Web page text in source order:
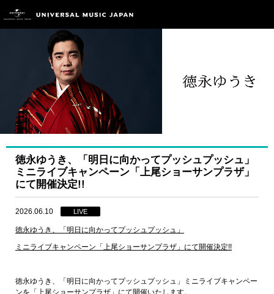
徳永ゆうき、「明日に向かってプッシュプッシュ」
ミニライブキャンペーン「上尾ショーサンプラザ」
にて開催決定!!
2026.06.10 LIVE
徳永ゆうき、「明日に向かってプッシュプッシュ」
ミニライブキャンペーン「上尾ショーサンプラザ」にて開催決定!!
徳永ゆうき、「明日に向かってプッシュプッシュ」ミニライブキャンペー
ンを「上尾ショーサンプラザ」にて開催いたします。